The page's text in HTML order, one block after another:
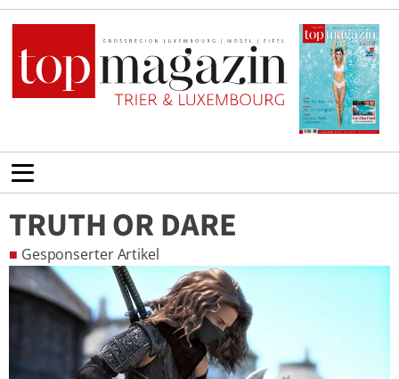
TRUTH OR DARE
■ Gesponserter Artikel